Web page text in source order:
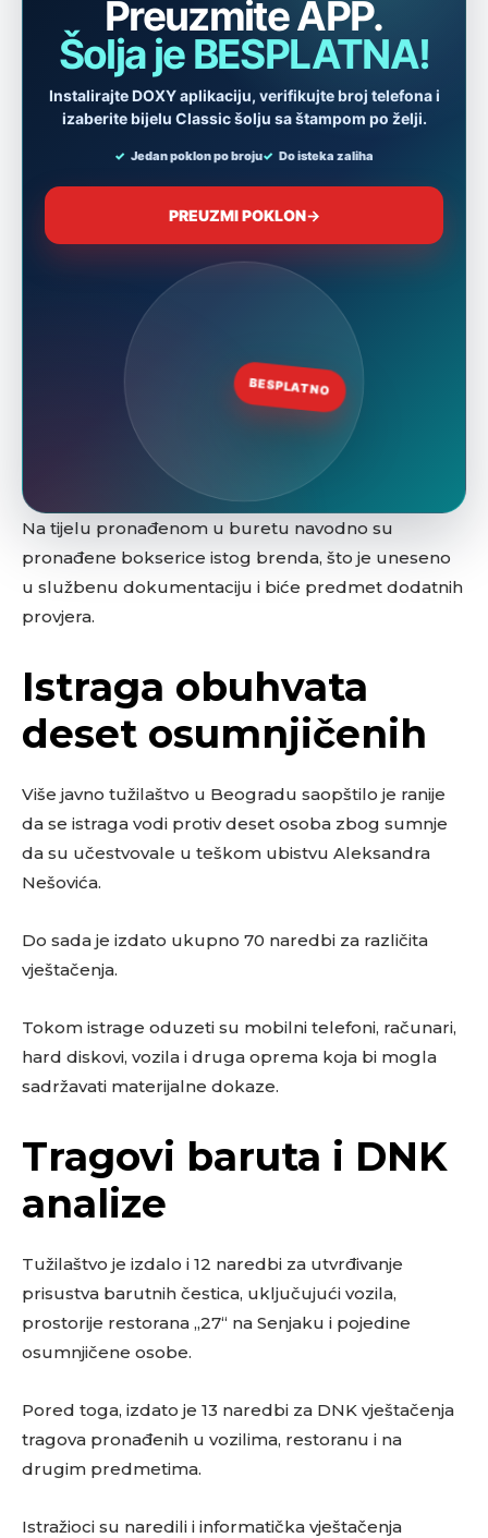
Na tijelu pronađenom u buretu navodno su
pronađene bokserice istog brenda, što je uneseno
u službenu dokumentaciju i biće predmet dodatnih
provjera.
Istraga obuhvata
deset osumnjičenih
Više javno tužilaštvo u Beogradu saopštilo je ranije
da se istraga vodi protiv deset osoba zbog sumnje
da su učestvovale u teškom ubistvu Aleksandra
Nešovića.
Do sada je izdato ukupno 70 naredbi za različita
vještačenja.
Tokom istrage oduzeti su mobilni telefoni, računari,
hard diskovi, vozila i druga oprema koja bi mogla
sadržavati materijalne dokaze.
Tragovi baruta i DNK
analize
Tužilaštvo je izdalo i 12 naredbi za utvrđivanje
prisustva barutnih čestica, uključujući vozila,
prostorije restorana „27“ na Senjaku i pojedine
osumnjičene osobe.
Pored toga, izdato je 13 naredbi za DNK vještačenja
tragova pronađenih u vozilima, restoranu i na
drugim predmetima.
Istražioci su naredili i informatička vještačenja